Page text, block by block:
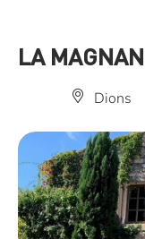
LA
Dions